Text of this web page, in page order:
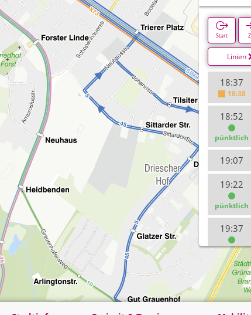
Start
Linien
18:37
18:38
18:52
pünktlich
19:07
19:22
pünktlich
19:37
pünktlich
19:52
20:07